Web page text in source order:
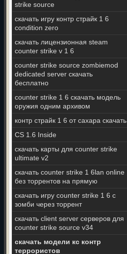
strike source
скачать игру контр страйк 1 6
condition zero
скачать лицензионная steam
counter strike v 1 6
counter strike source zombiemod
dedicated server скачать
бесплатно
counter strike 1 6 скачать модель
оружия одним архивом
контр страйк 1 6 от сахара скачать
CS 1.6 Inside
скачать карты для counter strike
ultimate v2
скачать counter strike 1 6lan online
без торрентов на прямую
скачать игру counter strike 1 6 с
зомби через торрент
скачать client server серверов для
counter strike source v34
скачать модели кс контр
террористов